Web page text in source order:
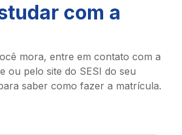
com a
mora, entre em contato com a
ou pelo site do SESI do seu
saber como fazer a matrícula.